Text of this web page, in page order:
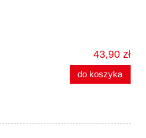
43,90 zł
do koszyka